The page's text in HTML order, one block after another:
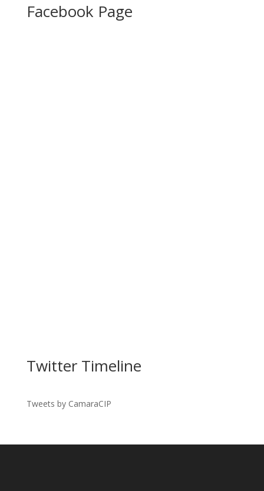
Facebook Page
Twitter Timeline
Tweets by CamaraCIP